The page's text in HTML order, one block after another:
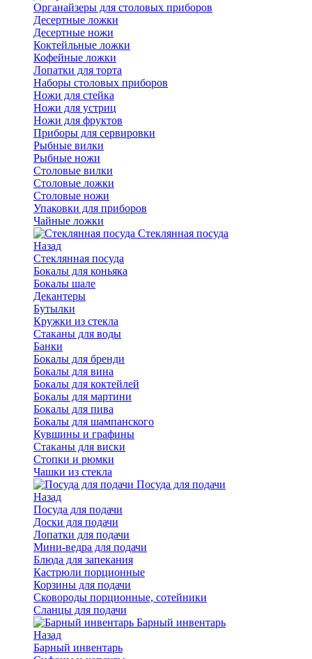
Органайзеры для столовых приборов
Десертные ложки
Десертные ножи
Коктейльные ложки
Кофейные ложки
Лопатки для торта
Наборы столовых приборов
Ножи для стейка
Ножи для устриц
Ножи для фруктов
Приборы для сервировки
Рыбные вилки
Рыбные ножи
Столовые вилки
Столовые ложки
Столовые ножи
Упаковки для приборов
Чайные ложки
Стеклянная посуда
Назад
Стеклянная посуда
Бокалы для коньяка
Бокалы шале
Декантеры
Бутылки
Кружки из стекла
Стаканы для воды
Банки
Бокалы для бренди
Бокалы для вина
Бокалы для коктейлей
Бокалы для мартини
Бокалы для пива
Бокалы для шампанского
Кувшины и графины
Стаканы для виски
Стопки и рюмки
Чашки из стекла
Посуда для подачи
Назад
Посуда для подачи
Доски для подачи
Лопатки для подачи
Мини-ведра для подачи
Блюда для запекания
Кастрюли порционные
Корзины для подачи
Сковороды порционные, сотейники
Сланцы для подачи
Барный инвентарь
Назад
Барный инвентарь